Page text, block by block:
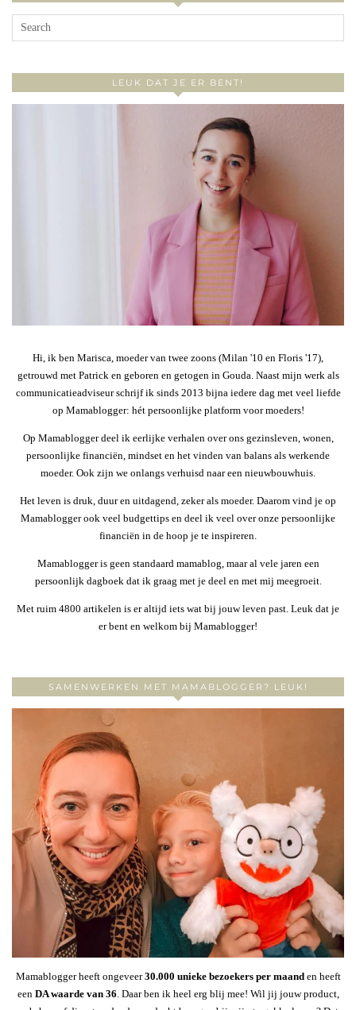
LEUK DAT JE ER BENT!
Hi, ik ben Marisca, moeder van twee zoons (Milan '10 en Floris '17),
getrouwd met Patrick en geboren en getogen in Gouda. Naast mijn werk als
communicatieadviseur schrijf ik sinds 2013 bijna iedere dag met veel liefde
op Mamablogger: hét persoonlijke platform voor moeders!
Op Mamablogger deel ik eerlijke verhalen over ons gezinsleven, wonen,
persoonlijke financiën, mindset en het vinden van balans als werkende
moeder. Ook zijn we onlangs verhuisd naar een nieuwbouwhuis.
Het leven is druk, duur en uitdagend, zeker als moeder. Daarom vind je op
Mamablogger ook veel budgettips en deel ik veel over onze persoonlijke
financiën in de hoop je te inspireren.
Mamablogger is geen standaard mamablog, maar al vele jaren een
persoonlijk dagboek dat ik graag met je deel en met mij meegroeit.
Met ruim 4800 artikelen is er altijd iets wat bij jouw leven past. Leuk dat je
er bent en welkom bij Mamablogger!
SAMENWERKEN MET MAMABLOGGER? LEUK!
Mamablogger heeft ongeveer30.000 unieke bezoekers per maanden heeft
een DA waarde van 36 . Daar ben ik heel erg blij mee! Wil jij jouw product,